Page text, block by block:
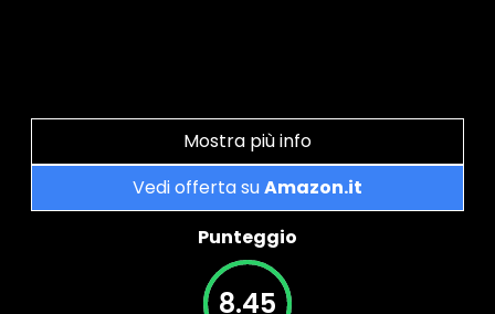
Mostra più info
Vedi offerta suAmazon.it
Punteggio
8.45